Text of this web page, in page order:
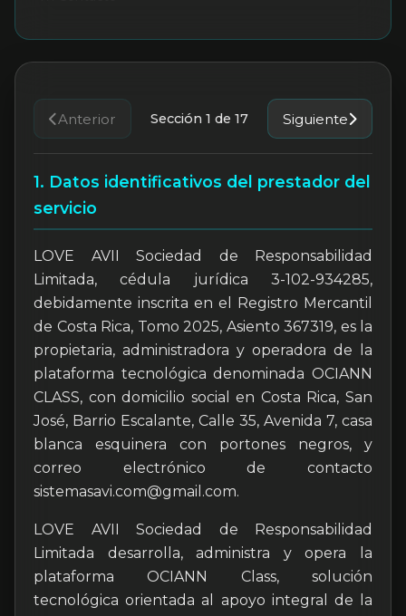
Anterior Sección 1 de 17 Siguiente
1. Datos identificativos del prestador del
servicio
LOVE AVII Sociedad de Responsabilidad
Limitada, cédula jurídica 3-102-934285,
debidamente inscrita en el Registro Mercantil
de Costa Rica, Tomo 2025, Asiento 367319, es la
propietaria, administradora y operadora de la
plataforma tecnológica denominada OCIANN
CLASS, con domicilio social en Costa Rica, San
José, Barrio Escalante, Calle 35, Avenida 7, casa
blanca esquinera con portones negros, y
correo electrónico de contacto
sistemasavi.com@gmail.com.
LOVE AVII Sociedad de Responsabilidad
Limitada desarrolla, administra y opera la
plataforma OCIANN Class, solución
tecnológica orientada al apoyo integral de la